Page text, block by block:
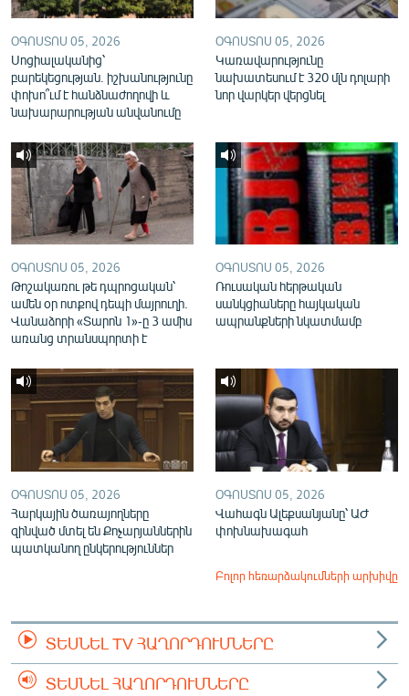
«Ազատության» բոլոր կայքերը
ՕԳՈՍՏՈՍ 05, 2026
Սոցիալականից՝
բարեկեցության. իշխանությունը
փոխո՞ւմ է հանձնաժողովի և
նախարարության անվանումը
ՕԳՈՍՏՈՍ 05, 2026
Կառավարությունը
նախատեսում է 320 մլն դոլարի
նոր վարկեր վերցնել
ՕԳՈՍՏՈՍ 05, 2026
Թոշակառու թե դպրոցական՝
ամեն օր ոտքով դեպի մայրուղի.
Վանաձորի «Տարոն 1»-ը 3 ամիս
առանց տրանսպորտի է
ՕԳՈՍՏՈՍ 05, 2026
Ռուսական հերթական
սանկցիաները հայկական
ապրանքների նկատմամբ
ՕԳՈՍՏՈՍ 05, 2026
Հարկային ծառայողները
զինված մտել են Քոչարյաններին
պատկանող ընկերություններ
ՕԳՈՍՏՈՍ 05, 2026
Վահագն Ալեքսանյանը՝ ԱԺ
փոխնախագահ
Բոլոր հեռարձակումների արխիվը
ՏԵՍՆԵԼ TV ՀԱՂՈՐԴՈՒՄՆԵՐԸ
ՏԵՍՆԵԼ ՀԱՂՈՐԴՈՒՄՆԵՐԸ